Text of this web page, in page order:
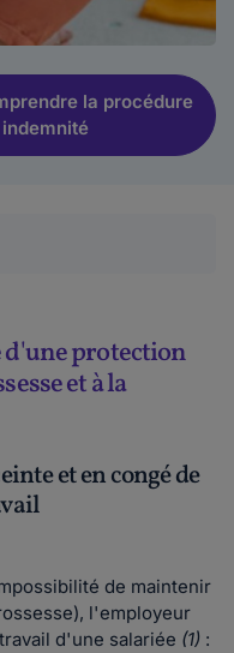
la procédure
d'une protection
et à la
et en congé de
de maintenir
l'employeur
d'une salariée (1) :